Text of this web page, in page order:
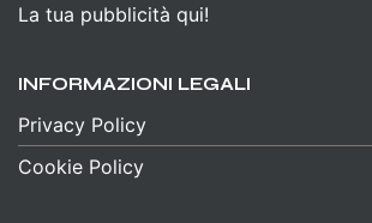
La tua pubblicità qui!
INFORMAZIONI LEGALI
Privacy Policy
Cookie Policy